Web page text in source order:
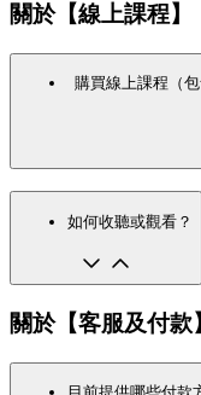
關於【線上課程】
購買線上課程（
如何收聽或觀看？
關於【客服及付款